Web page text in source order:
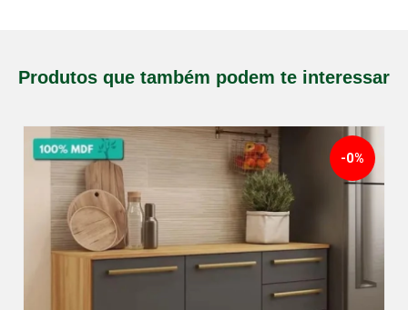
Produtos que também podem te interessar
-0%